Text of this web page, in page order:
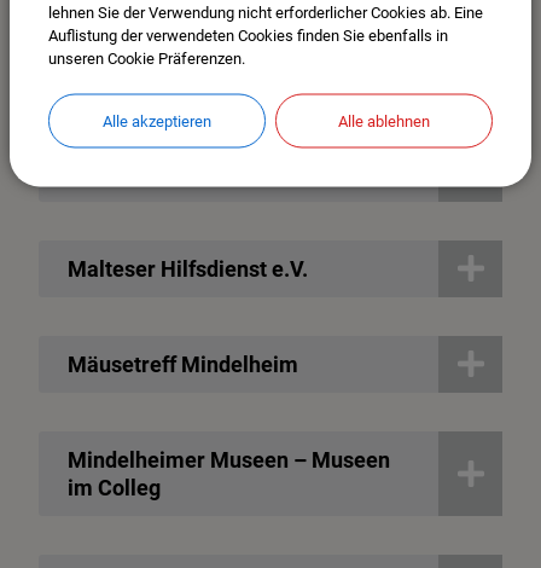
Lebenshilfe
Memmingen/Unterallgäu e.-V.
OBA Offene Angebote und
Familienentlastender Dienst (FeD)
Malteser Hilfsdienst e.V.
Mäusetreff Mindelheim
Mindelheimer Museen – Museen
im Colleg
lehnen Sie der Verwendung nicht erforderlicher Cookies ab. Eine
Auflistung der verwendeten Cookies finden Sie ebenfalls in
unseren Cookie Präferenzen.
Alle akzeptieren Alle ablehnen